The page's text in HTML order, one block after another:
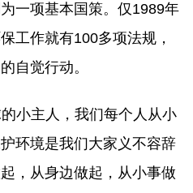
一项基本国策。仅1989年
工作就有100多项法规，
自觉行动。
小主人，我们每个人从小
环境是我们大家义不容辞
，从身边做起，从小事做